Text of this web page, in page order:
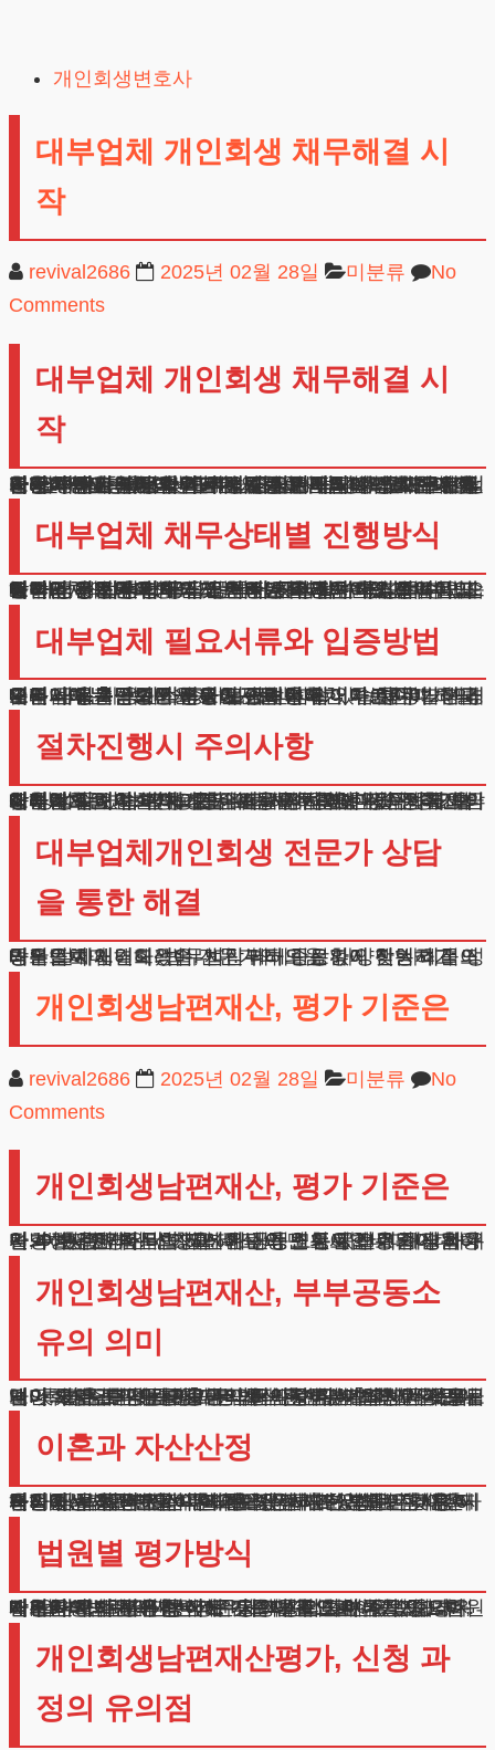
content
개인회생변호사
대부업체 개인회생 채무해결 시
작
revival2686 2025년 02월 28일 미분류
No
Comments
대부업체 개인회생 채무해결 시
작
안녕하세요. 법무법인 테헤란 변호사입니다. 대부업체개인회생에 관한 실질적 정보를 안내해드리려 합니다.
금융기관의 분류에 따라 절차가 달라질 수 있으므로 정확한 이해가 필요합니다. 허가받은 업체와의 채무는 일반적 정리가 가능하나, 미신고 업체의 경우 별도 과정이 요구됩니다.
거래내역 확인과 채권관계 입증이 핵심이므로 체계적 접근이 중요합니다. 채무해결을 위해서는 정확한 현황파악이 우선되어야 합니다. 금전거래의 성격과 규모를 명확히 하는 것이 첫 단계입니다.
또한 채권자의 법적 지위도 중요한 판단 기준이 됩니다. 절차 진행에 앞서 모든 사항을 꼼꼼히 검토해야 합니다. 이는 향후 발생할 수 있는 문제를 예방하는 기초가 됩니다.
대부업체 채무상태별 진행방식
대부업체 개인회생의 첫 단계는 거래기관의 성격을 파악하는 것입니다. 공식 등록된 곳이라면 통상적 방법으로 처리가 가능합니다.
채권자 정보가 명확하고 거래기록이 남아있기 때문입니다.
하지만 미등록 업체와의 문제는 추가적 확인작업이 필요하며, 계좌추적이나 거래증명을 통해 해결합니다.
각각의 경우에 따라 필요한 서류와 절차가 다릅니다.
정식 금융기관과의 거래는 비교적 간단히 처리됩니다. 불법업체의 경우 채권자 확인에 어려움이 있을 수 있습니다.
이런 경우 법원의 도움을 받아 해결할 수 있습니다. 모든 과정은 법적 테두리 안에서 진행됩니다.
대부업체 필요서류와 입증방법
대부업체 개인회생을 위해서는 정확한 자료준비가 필수입니다. 차용계약서나 입금내역서가 기본이며, 현금거래시에는 공증문서가 요구됩니다.
금전거래는 반드시 금융기관을 통해 이루어져야 하며, 모든 내용은 객관적 증거로 뒷받침되어야 합니다. 거래내역이 불분명하면 진행이 어려울 수 있습니다.
모든 금전출납의 기록을 보관해야 합니다. 통장거래내역이나 입출금증이 중요한 증거가 됩니다. 채무발생 경위와 사용목적도 소명이 필요합니다.
절차진행시 주의사항
대부업체 개인회생 과정에서 가장 중요한 것은 추가부채 방지입니다. 절차 중 새로운 금전거래는 문제를 악화시킬 수 있습니다.
상환계획은 현실적으로 수립해야 하며, 매월 정해진 금액을 성실히 납부해야 합니다. 특히 불법 대금업자와의 거래는 피해야 하며, 모든 내용을 법원에 정직하게 보고해야 합니다. 변제계획 수립시 무리한 약속은 피해야 합니다.
장기적으로 지속가능한 금액을 제시하는 것이 중요합니다. 소득변화 가능성도 고려해야 합니다.
대부업체개인회생 전문가 상담
을 통한 해결
대부업체 개인회생은 전문가의 도움 없이 진행하기 어려운 절차입니다. 법무법인 테헤란은 다양한 사례를 성공적으로 해결해왔습니다. 귀하의 상황에 맞는 최적의 방안을 제시해드리며, 시작부터 종료까지 책임지고 도와드립니다.
개인회생남편재산, 평가 기준은
revival2686 2025년 02월 28일 미분류
No
Comments
개인회생남편재산, 평가 기준은
안녕하세요, 법무법인 테헤란의 변호사입니다. 결혼하면 부부간에 취득한 재산은 공동소유로 간주됩니다. 개인회생남편재산 신청할 때도 이 원칙이 적용되어, 배우자가 보유한 자산의 50%가 신청인의 몫으로 계산됩니다. 이는 주택이나 예금, 주식 등 모든 자산에 해당하며, 이혼한 경우라도 5년 이내라면 동일한 기준이 적용될 수 있습니다.
개인회생남편재산, 부부공동소
유의 의미
개인회생남편재산 평가는 법적 혼인관계에서 비롯됩니다. 결혼 후 취득한 모든 자산은 부부가 함께 일구어낸 것으로 보며, 각자의 명의와 관계없이 절반씩 소유권이 있다고 판단합니다. 이는 단순한 재산권 문제를 넘어 부부간의 동등한 권리를 인정하는 법적 원칙입니다. 특히 주택담보대출이나 전세자금대출과 같은 큰 금액의 차입금은 부부 공동의 이익을 위해 발생한 것으로 보아, 채무도 공동으로 부담해야 한다는 원칙이 적용됩니다.
이혼과 자산산정
개인회생남편재산 이혼으로 완전히 분리되는 것은 아닙니다. 법원은 재산 은닉을 방지하기 위해 이혼 후 5년까지는 전 배우자의 자산을 심사 대상에 포함시킵니다.
하지만 서울, 부산, 수원 지역은 이혼한 경우 전 배우자의 재산을 제외하는 특례를 적용하고 있습니다. 이혼 과정에서 재산분할이 이루어졌더라도, 법원은 해당 내용을 꼼꼼히 검토합니다.
특히 채무 발생 시점과 이혼 시점, 재산분할의 내용이 적절했는지를 면밀히 살펴보게 됩니다.
법원별 평가방식
개인회생남편재산 산정은 지역별로 차이가 있습니다. 대부분의 법원에서는 배우자 자산의 절반을 포함하지만, 일부 법원은 다른 기준을 적용합니다.
이러한 차이는 신청 전에 반드시 확인해야 할 중요한 사항이며, 절차 진행에 큰 영향을 미칠 수 있습니다.
각 법원마다 고유한 심사 기준과 필요 서류가 있으며, 배우자 재산 평가 방식도 다릅니다. 또한 주택의 경우 시가와 공시가격 중 어느 것을 기준으로 삼을지도 법원별로 다르게 적용됩니다.
개인회생남편재산평가, 신청 과
정의 유의점